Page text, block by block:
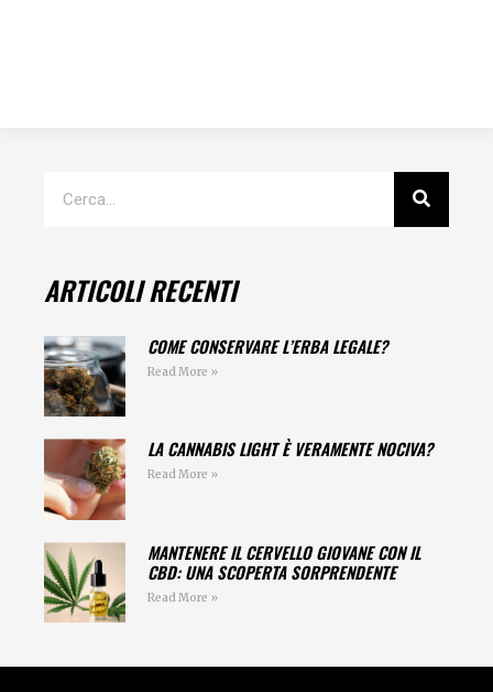
ARTICOLI RECENTI
COME CONSERVARE L’ERBA LEGALE?
Read More »
LA CANNABIS LIGHT È VERAMENTE NOCIVA?
Read More »
MANTENERE IL CERVELLO GIOVANE CON IL
CBD: UNA SCOPERTA SORPRENDENTE
Read More »